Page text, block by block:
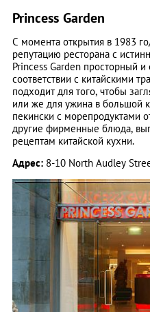
Princess Garden
С момента открытия в 1983
репутацию ресторана с
Princess Garden просторный
соответствии с китайскими
подходит для того, чтобы
или же для ужина в большой
пекински с морепродуктами
другие фирменные блюда,
рецептам китайской кухни.
Адрес: 8-10 North Audley